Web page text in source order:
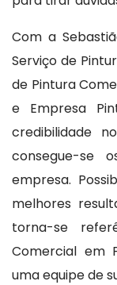
Com a
Serviço de
de Pintura
e Empresa
credibilidade
consegue-se
empresa.
melhores
torna-se
Comercial em
uma equipe de